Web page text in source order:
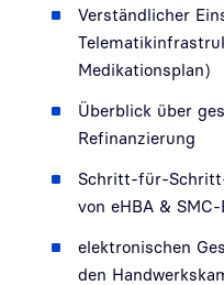
Verständlicher
Medikationsplan)
Überblick über
Refinanzierung
Schritt-für-
von eHBA &
elektronischen
den